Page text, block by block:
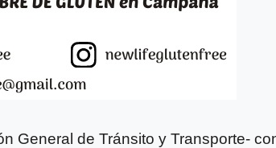
General de Tránsito y Transporte-